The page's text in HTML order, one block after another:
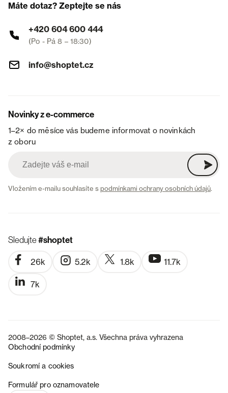
Máte dotaz? Zeptejte se nás
+420 604 600 444
(Po - Pá 8 – 18:30)
info@shoptet.cz
Novinky z e-commerce
1–2× do měsíce vás budeme informovat o novinkách
z oboru
Vložením e-mailu souhlasíte spodmínkami ochrany osobních údajů.
Sledujte#shoptet
26k 5.2k 1.8k 11.7k
7k
2008–2026 © Shoptet, a.s. Všechna práva vyhrazena
Obchodní podmínky
Soukromí a cookies
Formulář pro oznamovatele